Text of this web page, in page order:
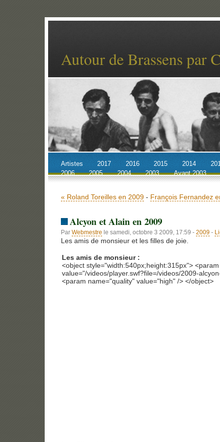
Autour de Brassens par
Artistes 2017 2016 2015 2014
2006
2005 2004 2003 Avant 2003
« Roland Toreilles en 2009 - François Fernandez
Alcyon et Alain en 2009
Par Webmestre le samedi, octobre 3 2009, 17:59 - 2009-
Les amis de monsieur et les filles de joie.
Les amis de monsieur :
<object style="width:540px;height:315px">
value="/videos/player.swf?file=/videos/2009-
<param name="quality" value="high" /> </object>